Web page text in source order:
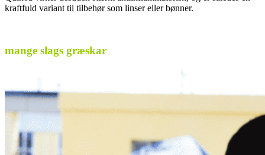
kraftfuld variant til tilbehør som linser eller bønner.
mange slags græskar